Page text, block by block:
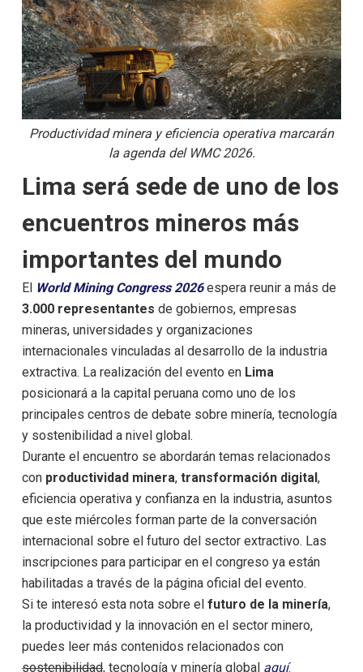
Productividad minera y eficiencia operativa marcarán
la agenda del WMC 2026.
Lima será sede de uno de los
encuentros mineros más
importantes del mundo
El World Mining Congress 2026 espera reunir a más de
3.000 representantes de gobiernos, empresas
mineras, universidades y organizaciones
internacionales vinculadas al desarrollo de la industria
extractiva. La realización del evento en Lima
posicionará a la capital peruana como uno de los
principales centros de debate sobre minería, tecnología
y sostenibilidad a nivel global.
Durante el encuentro se abordarán temas relacionados
con productividad minera,transformación digital,
eficiencia operativa y confianza en la industria, asuntos
que este miércoles forman parte de la conversación
internacional sobre el futuro del sector extractivo. Las
inscripciones para participar en el congreso ya están
habilitadas a través de la página oficial del evento.
Si te interesó esta nota sobre elfuturo de la minería,
la productividad y la innovación en el sector minero,
puedes leer más contenidos relacionados con
sostenibilidad, tecnología y minería global aquí.